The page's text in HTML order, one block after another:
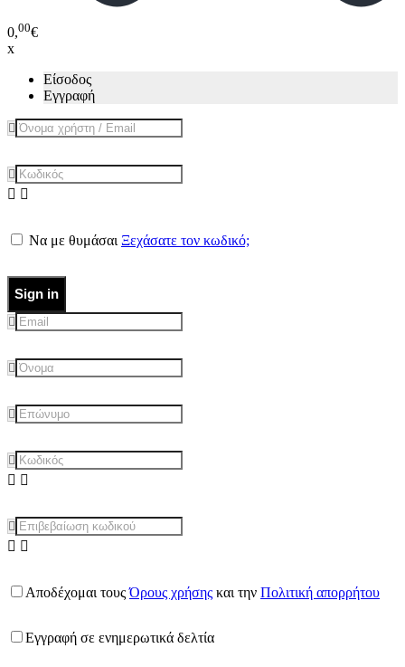
0,00€
x
Είσοδος
Εγγραφή
Να με θυμάσαι Ξεχάσατε τον κωδικό;
Sign in
Αποδέχομαι τουςΌρους χρήσης και την Πολιτική απορρήτου
Εγγραφή σε ενημερωτικά δελτία